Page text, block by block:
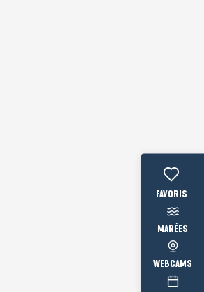
Voir les
MARÉES
WEBCAMS